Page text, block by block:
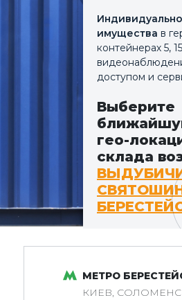
имущества в
контейнерах 5,
доступом и
Выберите
гео-
склада
МЕТРО
КИЕВ,